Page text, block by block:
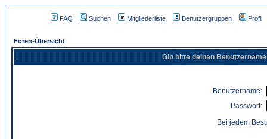
FAQ Suchen Mitgliederliste Benutzergruppen Profil
Foren-Übersicht
Gib bitte deinen
Benutzername:
Passwort:
Bei jedem